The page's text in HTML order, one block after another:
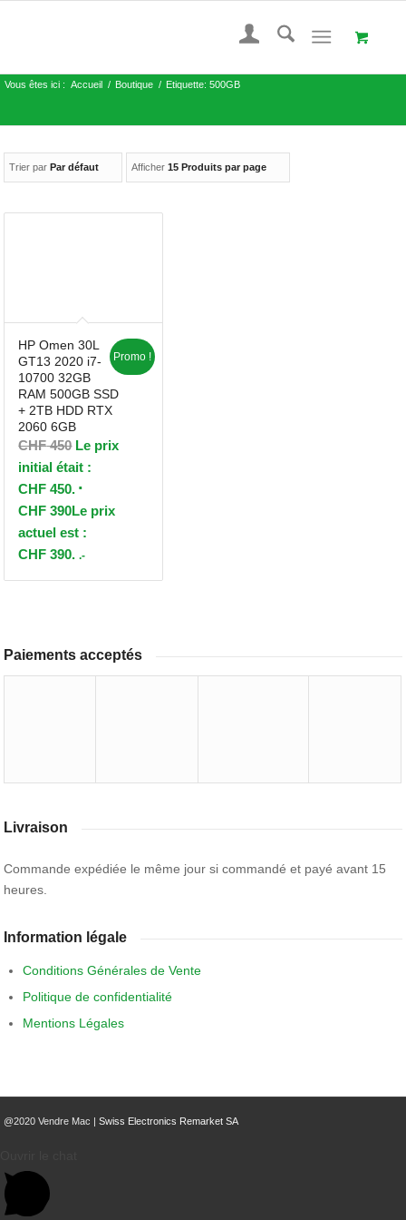
Vous êtes ici : Accueil / Boutique / Etiquette: 500GB
Trier par Par défaut Afficher15 Produits par page
HP Omen 30L
GT13 2020 i7-
10700 32GB
RAM 500GB SSD
+ 2TB HDD RTX
2060 6GB
CHF450 Le prix
initial était :
CHF 450.
CHF 390Le prix
actuel est :
CHF 390. .-
Promo !
Paiements acceptés
Livraison
Commande expédiée le même jour si commandé et payé avant 15
heures.
Information légale
Conditions Générales de Vente
Politique de confidentialité
Mentions Légales
@2020 Vendre Mac |Swiss Electronics Remarket SA